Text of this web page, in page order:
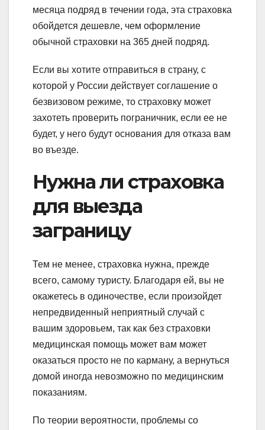
месяца подряд в течении года, эта страховка
обойдется дешевле, чем оформление
обычной страховки на 365 дней подряд.
Если вы хотите отправиться в страну, с
которой у России действует соглашение о
безвизовом режиме, то страховку может
захотеть проверить пограничник, если ее не
будет, у него будут основания для отказа вам
во въезде.
Нужна ли страховка
для выезда
заграницу
Тем не менее, страховка нужна, прежде
всего, самому туристу. Благодаря ей, вы не
окажетесь в одиночестве, если произойдет
непредвиденный неприятный случай с
вашим здоровьем, так как без страховки
медицинская помощь может вам может
оказаться просто не по карману, а вернуться
домой иногда невозможно по медицинским
показаниям.
По теории вероятности, проблемы со